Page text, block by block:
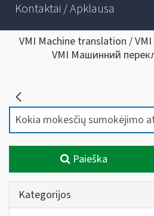
Kontaktai / Apklausa
VMI Machine translation /
VMI Машинний
Paieška
Kategorijos